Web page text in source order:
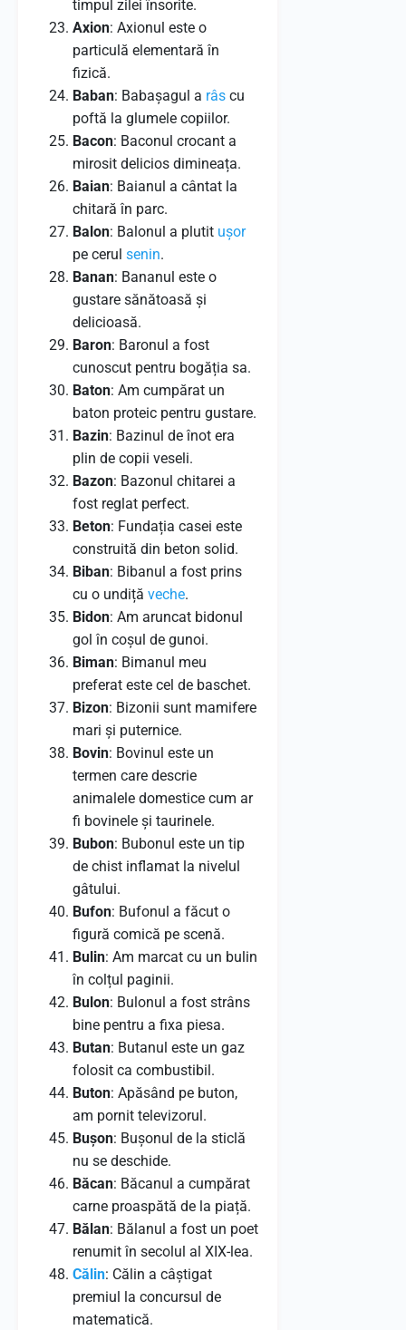
timpul zilei însorite.
Axion: Axionul este o
particulă elementară în
fizică.
Baban: Babașagul a râs cu
poftă la glumele copiilor.
Bacon: Baconul crocant a
mirosit delicios dimineața.
Baian: Baianul a cântat la
chitară în parc.
Balon: Balonul a plutit ușor
pe cerul senin.
Banan: Bananul este o
gustare sănătoasă și
delicioasă.
Baron: Baronul a fost
cunoscut pentru bogăția sa.
Baton: Am cumpărat un
baton proteic pentru gustare.
Bazin: Bazinul de înot era
plin de copii veseli.
Bazon: Bazonul chitarei a
fost reglat perfect.
Beton: Fundația casei este
construită din beton solid.
Biban: Bibanul a fost prins
cu o undiță veche.
Bidon: Am aruncat bidonul
gol în coșul de gunoi.
Biman: Bimanul meu
preferat este cel de baschet.
Bizon: Bizonii sunt mamifere
mari și puternice.
Bovin: Bovinul este un
termen care descrie
animalele domestice cum ar
fi bovinele și taurinele.
Bubon: Bubonul este un tip
de chist inflamat la nivelul
gâtului.
Bufon: Bufonul a făcut o
figură comică pe scenă.
Bulin: Am marcat cu un bulin
în colțul paginii.
Bulon: Bulonul a fost strâns
bine pentru a fixa piesa.
Butan: Butanul este un gaz
folosit ca combustibil.
Buton: Apăsând pe buton,
am pornit televizorul.
Bușon: Bușonul de la sticlă
nu se deschide.
Băcan: Băcanul a cumpărat
carne proaspătă de la piață.
Bălan: Bălanul a fost un poet
renumit în secolul al XIX-lea.
Călin: Călin a câștigat
premiul la concursul de
matematică.